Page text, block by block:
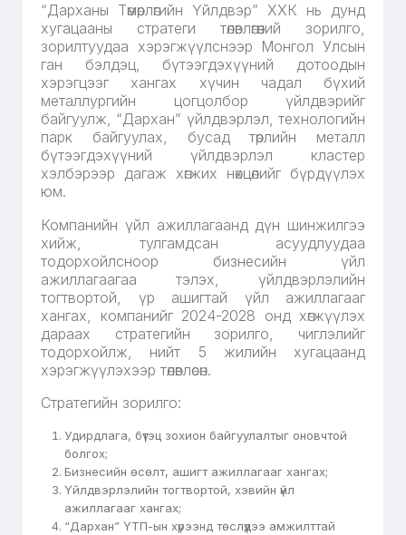
“Дарханы Төмөрлөгийн Үйлдвэр” ХХК нь дунд
хугацааны стратеги төлөвлөгөөний зорилго,
зорилтуудаа хэрэгжүүлснээр Монгол Улсын
ган бэлдэц, бүтээгдэхүүний дотоодын
хэрэгцээг хангах хүчин чадал бүхий
металлургийн цогцолбор үйлдвэрийг
байгуулж, “Дархан” үйлдвэрлэл, технологийн
парк байгуулах, бусад төрлийн металл
бүтээгдэхүүний үйлдвэрлэл кластер
хэлбэрээр дагаж хөгжих нөхцөлийг бүрдүүлэх
юм.
Компанийн үйл ажиллагаанд дүн шинжилгээ
хийж, тулгамдсан асуудлуудаа
тодорхойлсноор бизнесийн үйл
ажиллагаагаа тэлэх, үйлдвэрлэлийн
тогтвортой, үр ашигтай үйл ажиллагааг
хангах, компанийг 2024-2028 онд хөгжүүлэх
дараах стратегийн зорилго, чиглэлийг
тодорхойлж, нийт 5 жилийн хугацаанд
хэрэгжүүлэхээр төлөвлөсөн.
Стратегийн зорилго:
Удирдлага, бүтэц зохион байгуулалтыг оновчтой
болгох;
Бизнесийн өсөлт, ашигт ажиллагааг хангах;
Үйлдвэрлэлийн тогтвортой, хэвийн үйл
ажиллагааг хангах;
“Дархан” ҮТП-ын хүрээнд төслүүдээ амжилттай